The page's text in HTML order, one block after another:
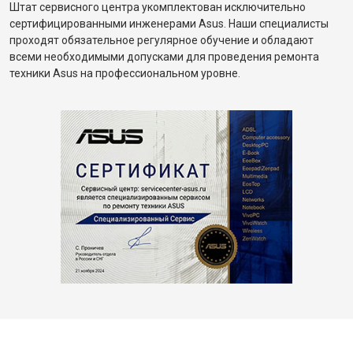
Штат сервисного центра укомплектован исключительно
сертифицированными инженерами Asus. Наши специалисты
проходят обязательное регулярное обучение и обладают
всеми необходимыми допусками для проведения ремонта
техники Asus на профессиональном уровне.